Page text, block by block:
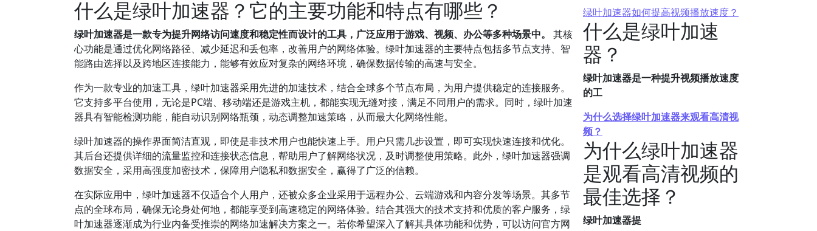
什么是绿叶加速器？它的主要功能和特点有哪些？
绿叶加速器是一款专为提升网络访问速度和稳定性而设计的工具，广泛应用于游戏、视频、办公等多种场景中。
其核
心功能是通过优化网络路径、减少延迟和丢包率，改善用户的网络体验。绿叶加速器的主要特点包括多节点支持、智
能路由选择以及跨地区连接能力，能够有效应对复杂的网络环境，确保数据传输的高速与安全。
作为一款专业的加速工具，绿叶加速器采用先进的加速技术，结合全球多个节点布局，为用户提供稳定的连接服务。
它支持多平台使用，无论是PC端、移动端还是游戏主机，都能实现无缝对接，满足不同用户的需求。同时，绿叶加速
器具有智能检测功能，能自动识别网络瓶颈，动态调整加速策略，从而最大化网络性能。
绿叶加速器的操作界面简洁直观，即使是非技术用户也能快速上手。用户只需几步设置，即可实现快速连接和优化。
其后台还提供详细的流量监控和连接状态信息，帮助用户了解网络状况，及时调整使用策略。此外，绿叶加速器强调
数据安全，采用高强度加密技术，保障用户隐私和数据安全，赢得了广泛的信赖。
在实际应用中，绿叶加速器不仅适合个人用户，还被众多企业采用于远程办公、云端游戏和内容分发等场景。其多节
点的全球布局，确保无论身处何地，都能享受到高速稳定的网络体验。结合其强大的技术支持和优质的客户服务，绿
叶加速器逐渐成为行业内备受推崇的网络加速解决方案之一。若你希望深入了解其具体功能和优势，可以访问官方网
绿叶加速器如何提高视频播放速度？
什么是绿叶加速
器？
绿叶加速器是一种提升视频播放速度
的工
为什么选择绿叶加速器来观看高清视
频？
为什么绿叶加速器
是观看高清视频的
最佳选择？
绿叶加速器提